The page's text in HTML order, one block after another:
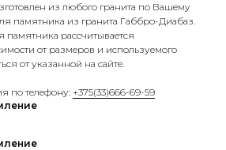
из любого гранита по Вашему
памятника из гранита Габбро-Диабаз.
памятника рассчитывается
от размеров и используемого
от указанной на сайте.
по телефону: +375(33)666-69-59